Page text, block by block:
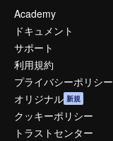
Academy
ドキュメント
サポート
利用規約
プライバシーポリシー
オリジナル 新規
クッキーポリシー
トラストセンター